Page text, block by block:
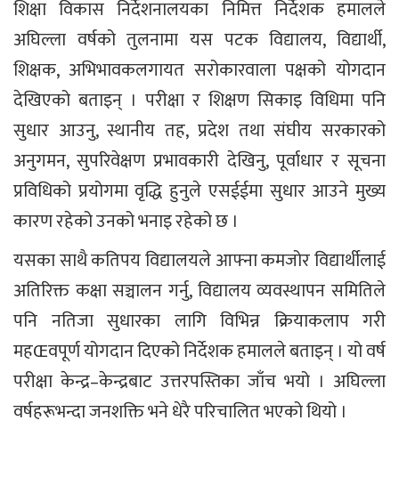
शिक्षा विकास निर्देशनालयका निमित्त निर्देशक हमालले
अघिल्ला वर्षको तुलनामा यस पटक विद्यालय, विद्यार्थी,
शिक्षक, अभिभावकलगायत सरोकारवाला पक्षको योगदान
देखिएको बताइन् । परीक्षा र शिक्षण सिकाइ विधिमा पनि
सुधार आउनु, स्थानीय तह, प्रदेश तथा संघीय सरकारको
अनुगमन, सुपरिवेक्षण प्रभावकारी देखिनु, पूर्वाधार र सूचना
प्रविधिको प्रयोगमा वृद्धि हुनुले एसईईमा सुधार आउने मुख्य
कारण रहेको उनको भनाइ रहेको छ ।
यसका साथै कतिपय विद्यालयले आफ्ना कमजोर विद्यार्थीलाई
अतिरिक्त कक्षा सञ्चालन गर्नु, विद्यालय व्यवस्थापन समितिले
पनि नतिजा सुधारका लागि विभिन्न क्रियाकलाप गरी
महŒवपूर्ण योगदान दिएको निर्देशक हमालले बताइन् । यो वर्ष
परीक्षा केन्द्र–केन्द्रबाट उत्तरपस्तिका जाँच भयो । अघिल्ला
वर्षहरूभन्दा जनशक्ति भने धेरै परिचालित भएको थियो ।